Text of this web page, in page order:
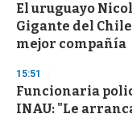
El uruguayo
Gigante del
mejor compañía
15:51
Funcionaria
INAU: "Le